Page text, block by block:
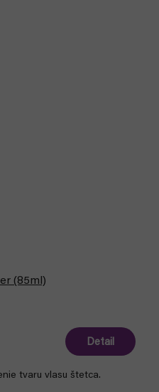
(85ml)
Detail
tvaru vlasu štetca.